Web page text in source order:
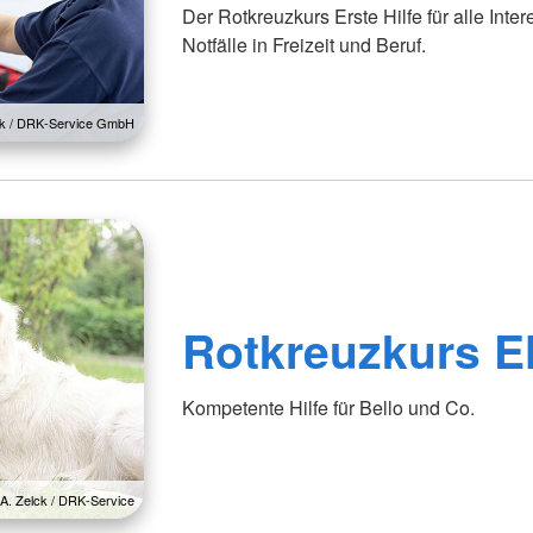
/ DRK-Service GmbH
Der Rotkreuzkurs Erste Hilfe für alle
Notfälle in Freizeit und Beruf.
Zelck / DRK-Service
Rotkreuzkurs
Kompetente Hilfe für Bello und Co.